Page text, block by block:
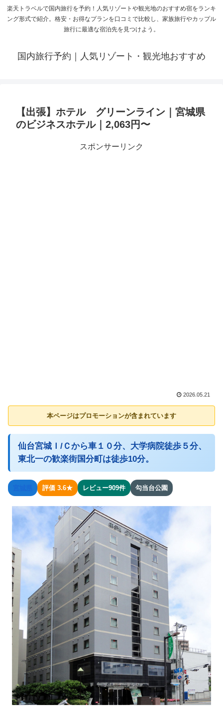
楽天トラベルで国内旅行を予約！人気リゾートや観光地のおすすめ宿をランキ
ング形式で紹介。格安・お得なプランを口コミで比較し、家族旅行やカップル
旅行に最適な宿泊先を見つけよう。
国内旅行予約｜人気リゾート・観光地おすすめ
【出張】ホテル グリーンライン｜宮城県
のビジネスホテル｜2,063円〜
スポンサーリンク
2026.05.21
本ページはプロモーションが含まれています
仙台宮城Ｉ/Ｃから車１０分、大学病院徒歩５分、
東北一の歓楽街国分町は徒歩10分。
評価 3.6★ レビュー909件 勾当台公園